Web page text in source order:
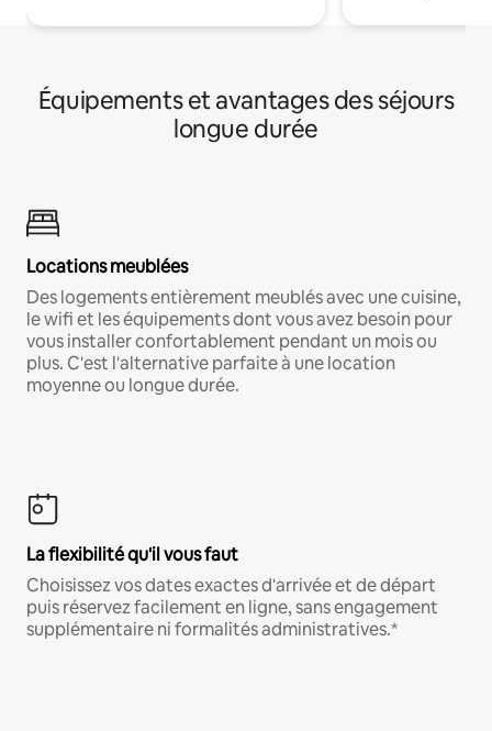
Équipements et avantages des séjours
longue durée
Locations meublées
Des logements entièrement meublés avec une cuisine,
le wifi et les équipements dont vous avez besoin pour
vous installer confortablement pendant un mois ou
plus. C'est l'alternative parfaite à une location
moyenne ou longue durée.
La flexibilité qu'il vous faut
Choisissez vos dates exactes d'arrivée et de départ
puis réservez facilement en ligne, sans engagement
supplémentaire ni formalités administratives.*